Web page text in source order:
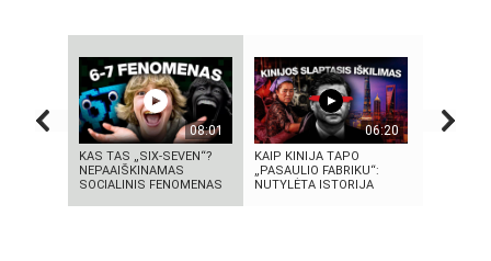
08:01
KAS TAS „SIX-SEVEN“?
NEPAAIŠKINAMAS
SOCIALINIS FENOMENAS
06:20
KAIP KINIJA TAPO
„PASAULIO FABRIKU“:
NUTYLĖTA ISTORIJA